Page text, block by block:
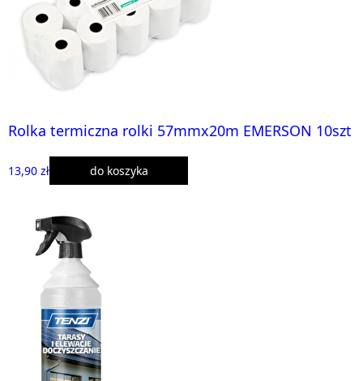
Rolka termiczna rolki 57mmx20m EMERSON 10szt
13,90 zł do koszyka